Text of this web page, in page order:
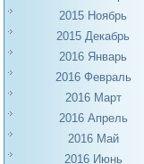
2015 Ноябрь
2015 Декабрь
2016 Январь
2016 Февраль
2016 Март
2016 Апрель
2016 Май
2016 Июнь